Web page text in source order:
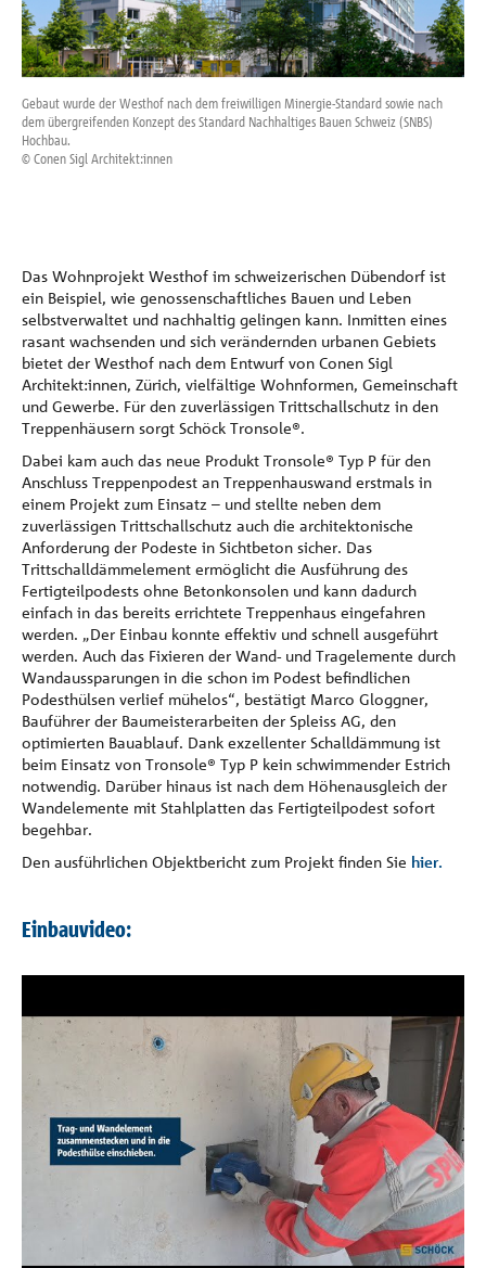
Referenzen
Unternehmen
Kontakt
Gebaut wurde der Westhof nach dem freiwilligen Minergie-Standard sowie nach
dem übergreifenden Konzept des Standard Nachhaltiges Bauen Schweiz (SNBS)
Hochbau.
© Conen Sigl Architekt:innen
Das Wohnprojekt Westhof im schweizerischen Dübendorf ist
ein Beispiel, wie genossenschaftliches Bauen und Leben
selbstverwaltet und nachhaltig gelingen kann. Inmitten eines
rasant wachsenden und sich verändernden urbanen Gebiets
bietet der Westhof nach dem Entwurf von Conen Sigl
Architekt:innen, Zürich, vielfältige Wohnformen, Gemeinschaft
und Gewerbe. Für den zuverlässigen Trittschallschutz in den
Treppenhäusern sorgt Schöck Tronsole®.
Dabei kam auch das neue Produkt Tronsole® Typ P für den
Anschluss Treppenpodest an Treppenhauswand erstmals in
einem Projekt zum Einsatz – und stellte neben dem
zuverlässigen Trittschallschutz auch die architektonische
Anforderung der Podeste in Sichtbeton sicher. Das
Trittschalldämmelement ermöglicht die Ausführung des
Fertigteilpodests ohne Betonkonsolen und kann dadurch
einfach in das bereits errichtete Treppenhaus eingefahren
werden. „Der Einbau konnte effektiv und schnell ausgeführt
werden. Auch das Fixieren der Wand- und Tragelemente durch
Wandaussparungen in die schon im Podest befindlichen
Podesthülsen verlief mühelos“, bestätigt Marco Gloggner,
Bauführer der Baumeisterarbeiten der Spleiss AG, den
optimierten Bauablauf. Dank exzellenter Schalldämmung ist
beim Einsatz von Tronsole® Typ P kein schwimmender Estrich
notwendig. Darüber hinaus ist nach dem Höhenausgleich der
Wandelemente mit Stahlplatten das Fertigteilpodest sofort
begehbar.
Den ausführlichen Objektbericht zum Projekt finden Sie hier.
Einbauvideo: